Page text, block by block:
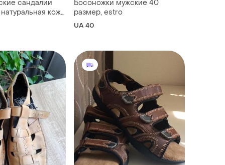
сандалии
кожа
Босоножки мужские 40
размер, estro
UA 40